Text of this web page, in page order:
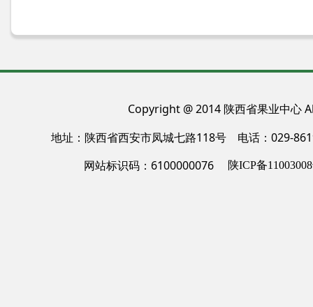
Copyright @ 2014 陕西省果业中
地址：陕西省西安市凤城七路118号 电话：029-
网站标识码：6100000076
陕ICP备